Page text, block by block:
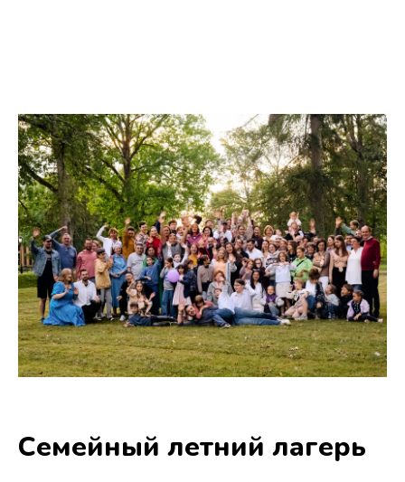
Семейный летний лагерь